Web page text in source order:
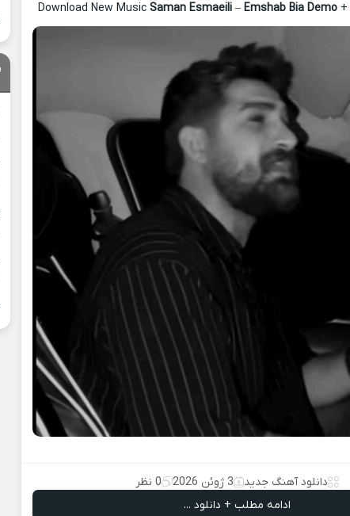
Download New MusicSaman Esmaeili –Emshab Bia Demo
دانلود آهنگ جدید 3 ژوئن 2026
0 نظر
ادامه مطلب + دانلود ...